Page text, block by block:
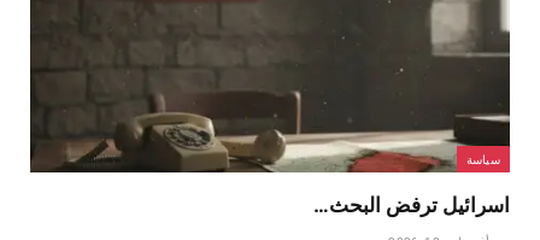
سياسة
اسرائيل ترفض البحث…